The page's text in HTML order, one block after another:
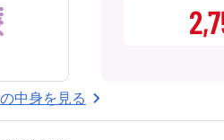
中身を見る